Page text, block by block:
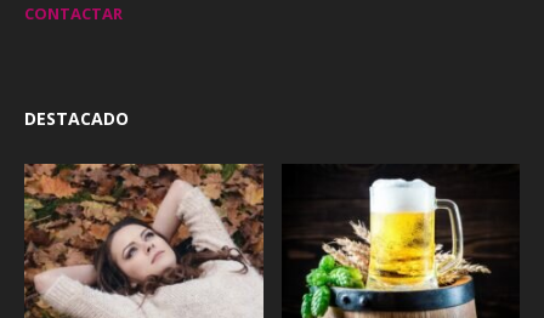
CONTACTAR
DESTACADO